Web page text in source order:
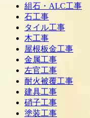
組石・ALC工事
石工事
タイル工事
木工事
屋根板金工事
金属工事
左官工事
耐火被覆工事
建具工事
硝子工事
塗装工事